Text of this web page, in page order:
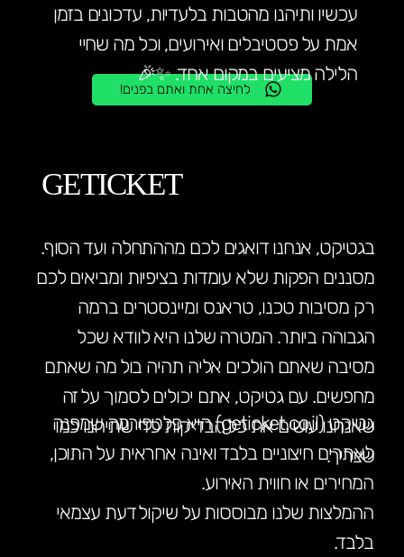
לחיצה אחת ואתם בפנים!
עכשיו ותיהנו מהטבות בלעדיות, עדכונים בזמן
אמת על פסטיבלים ואירועים, וכל מה שחיי
הלילה מציעים במקום אחד. ✨🎉
גטיקט (geticket.co.il) היא פלטפורמה שמפנה
לאתרים חיצוניים בלבד ואינה אחראית על התוכן,
המחירים או חווית האירוע.
ההמלצות שלנו מבוססות על שיקול דעת עצמאי
בלבד.
GETICKET
בגטיקט, אנחנו דואגים לכם מההתחלה ועד הסוף.
מסננים הפקות שלא עומדות בציפיות ומביאים לכם
רק מסיבות טכנו, טראנס ומיינסטרים ברמה
הגבוהה ביותר. המטרה שלנו היא לוודא שכל
מסיבה שאתם הולכים אליה תהיה בול מה שאתם
מחפשים. עם גטיקט, אתם יכולים לסמוך על זה
שאנחנו עושים את כל הבדיקות כדי שתיהנו כמו
שצריך.